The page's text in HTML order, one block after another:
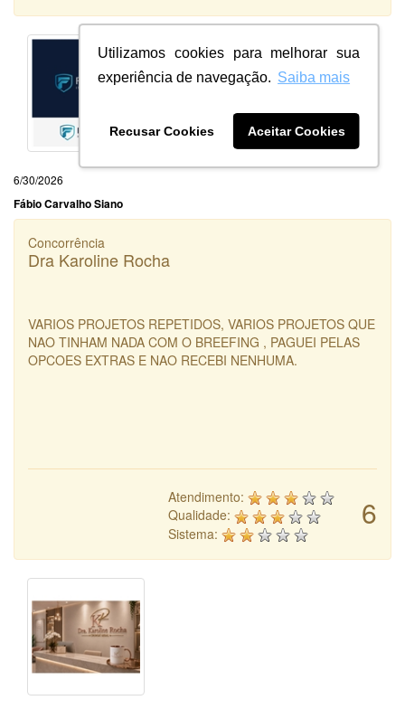
Utilizamos cookies para melhorar sua
experiência de navegação. Saiba mais
Recusar Cookies Aceitar Cookies
6/30/2026
Fábio Carvalho Siano
Concorrência
Dra Karoline Rocha
VARIOS PROJETOS REPETIDOS, VARIOS PROJETOS QUE
NAO TINHAM NADA COM O BREEFING , PAGUEI PELAS
OPCOES EXTRAS E NAO RECEBI NENHUMA.
6
Atendimento:
Qualidade:
Sistema: